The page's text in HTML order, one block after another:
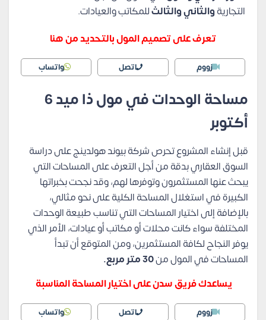
التجاريةوالثاني والثالثللمكاتب والعيادات.
تعرف على تصميم المول بالتحديد من هنا
زووم اتصل واتساب
مساحة الوحدات في مول ذا ميد 6
أكتوبر
قبل إنشاء المشروع تحرص شركة بيوند هولدينج على دراسة
السوق العقاري بدقة من أجل التعرف على المساحات التي
يبحث عنها المستثمرون وتوفرها لهم، وقد نجحت بخبراتها
الكبيرة في استغلال المساحة الكلية على نحو مثالي،
بالإضافة إلى اختيار المساحات التي تناسب طبيعة الوحدات
المختلفة سواء كانت محلات أو مكاتب أو عيادات، الأمر الذي
يوفر النجاح لكافة المستثمرين، ومن المتوقع أن تبدأ
المساحات في المول من30 متر مربع.
يساعدك فريق سدن على اختيار المساحة المناسبة
زووم اتصل واتساب